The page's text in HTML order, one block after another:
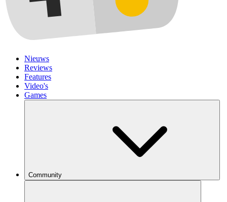
Nieuws
Reviews
Features
Video's
Games
Community